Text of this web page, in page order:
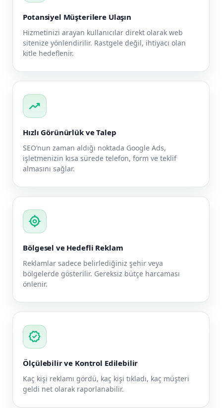
Potansiyel Müşterilere Ulaşın
Hizmetinizi arayan kullanıcılar direkt olarak web
sitenize yönlendirilir. Rastgele değil, ihtiyacı olan
kitle hedeflenir.
trending_up
Hızlı Görünürlük ve Talep
SEO’nun zaman aldığı noktada Google Ads,
işletmenizin kısa sürede telefon, form ve teklif
almasını sağlar.
my_location
Bölgesel ve Hedefli Reklam
Reklamlar sadece belirlediğiniz şehir veya
bölgelerde gösterilir. Gereksiz bütçe harcaması
önlenir.
verified
Ölçülebilir ve Kontrol Edilebilir
Kaç kişi reklamı gördü, kaç kişi tıkladı, kaç müşteri
geldi net olarak raporlanabilir.